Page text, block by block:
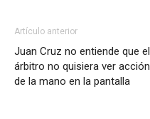
Artículo anterior
Juan Cruz no entiende que el
árbitro no quisiera ver acción
de la mano en la pantalla